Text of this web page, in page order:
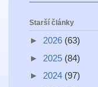
Starší články
► 2026 (63)
► 2025 (84)
► 2024 (97)